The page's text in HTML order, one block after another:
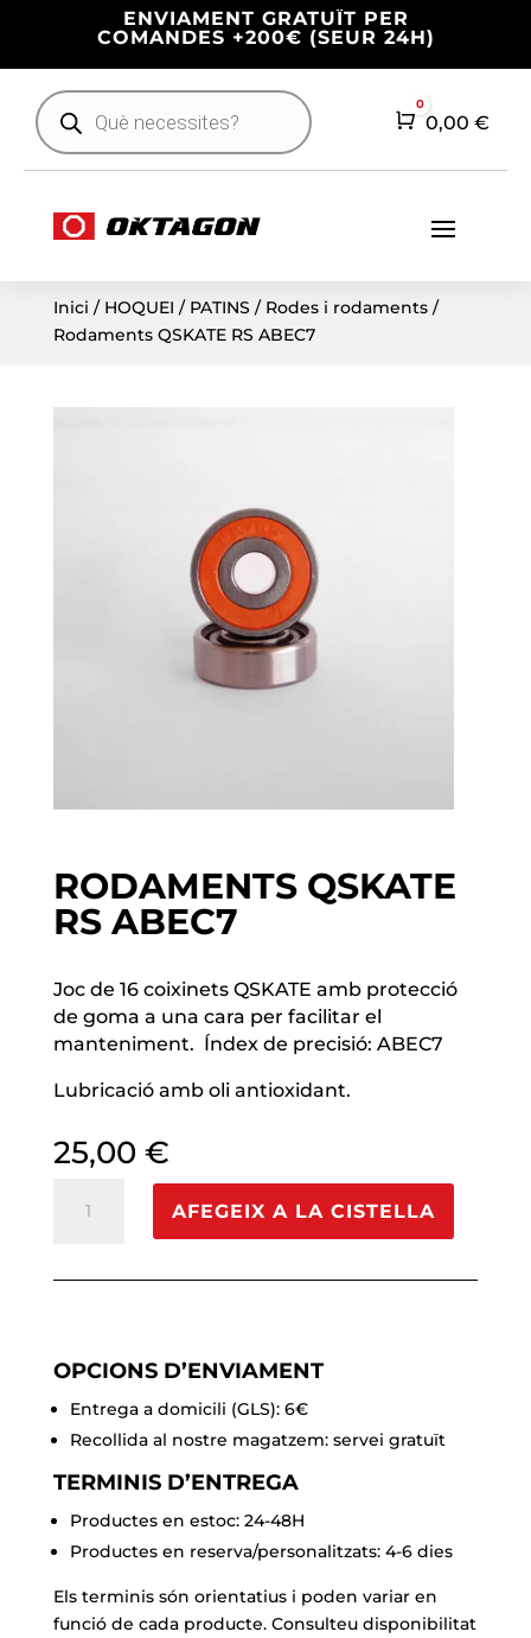
ENVIAMENT GRATUÏT PER
COMANDES +200€ (SEUR 24H)
Products
search Cart
0
0,00 €
Inici / HOQUEI / PATINS / Rodes i rodaments/
Rodaments QSKATE RS ABEC7
RODAMENTS QSKATE
RS ABEC7
Joc de 16 coixinets QSKATE amb protecció
de goma a una cara per facilitar el
manteniment. Índex de precisió: ABEC7
Lubricació amb oli antioxidant.
25,00 €
AFEGEIX A LA CISTELLA
OPCIONS D’ENVIAMENT
Entrega a domicili (GLS): 6€
Recollida al nostre magatzem: servei gratuït
TERMINIS D’ENTREGA
Productes en estoc: 24-48H
Productes en reserva/personalitzats: 4-6 dies
Els terminis són orientatius i poden variar en
funció de cada producte. Consulteu disponibilitat